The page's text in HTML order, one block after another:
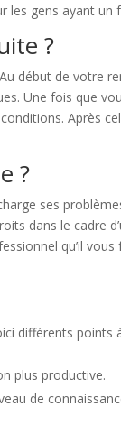
les gens ayant un
?
début de votre
Une fois que
Après
?
ses
dans le cadre
qu’il vous
différents points
plus productive.
de